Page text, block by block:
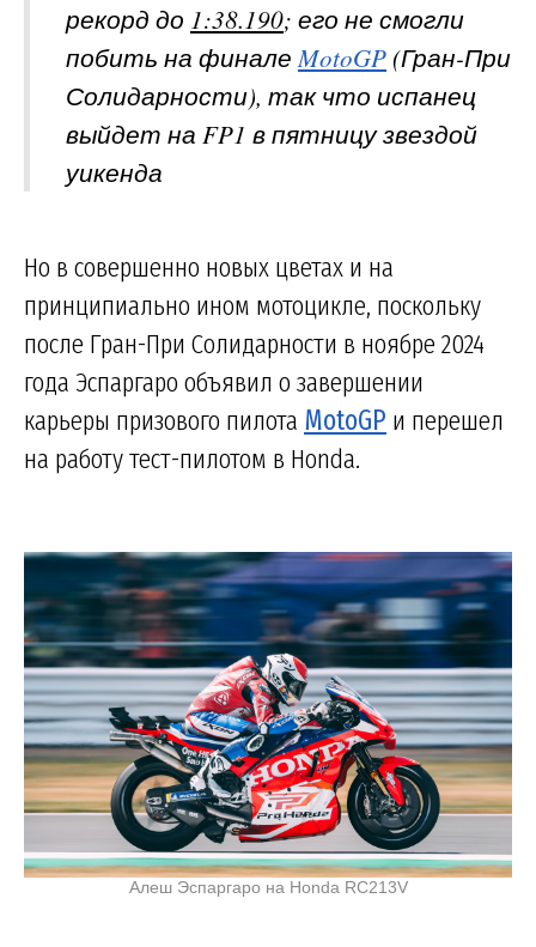
рекорд до 1:38.190; его не смогли
побить на финалеMotoGP(Гран-При
Солидарности), так что испанец
выйдет на FP1 в пятницу звездой
уикенда
Но в совершенно новых цветах и на
принципиально ином мотоцикле, поскольку
после Гран-При Солидарности в ноябре 2024
года Эспаргаро объявил о завершении
карьеры призового пилота MotoGP и перешел
на работу тест-пилотом в Honda.
Алеш Эспаргаро на Honda RC213V